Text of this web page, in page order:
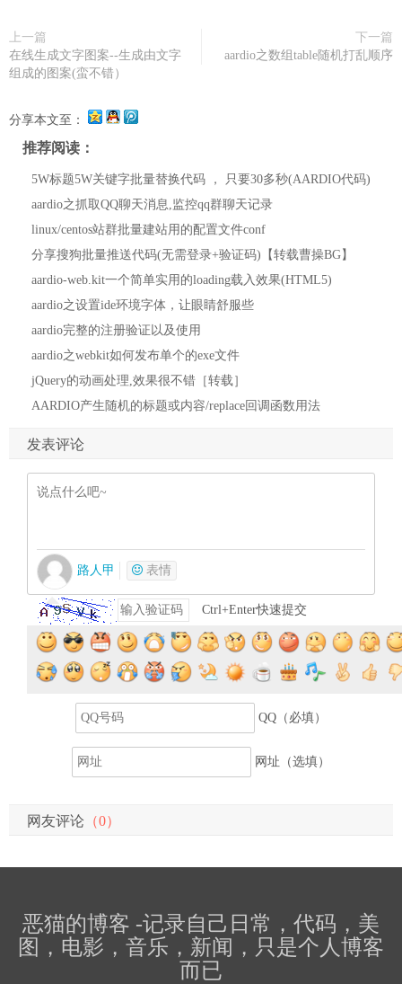
上一篇
在线生成文字图案--生成由文字
组成的图案(蛮不错）
下一篇
aardio之数组table随机打乱顺序
分享本文至：
推荐阅读：
5W标题5W关键字批量替换代码 ， 只要30多秒(AARDIO代码)
aardio之抓取QQ聊天消息,监控qq群聊天记录
linux/centos站群批量建站用的配置文件conf
分享搜狗批量推送代码(无需登录+验证码)【转载曹操BG】
aardio-web.kit一个简单实用的loading载入效果(HTML5)
aardio之设置ide环境字体，让眼睛舒服些
aardio完整的注册验证以及使用
aardio之webkit如何发布单个的exe文件
jQuery的动画处理,效果很不错［转载］
AARDIO产生随机的标题或内容/replace回调函数用法
发表评论
路人甲 表情
Ctrl+Enter快速提交
提交评论
QQ（必填）
网址（选填）
网友评论 （0）
恶猫的博客 -记录自己日常，代码，美
图，电影，音乐，新闻，只是个人博客
而已